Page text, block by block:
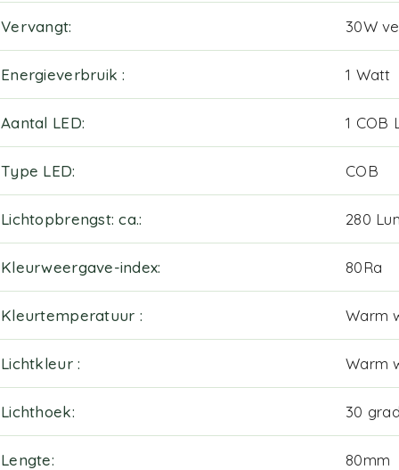
Vervangt 30W
Energieverbruik 1 Watt
Aantal LED 1 COB
Type LED COB
Lichtopbrengst: ca. 280
Kleurweergave-index 80Ra
Kleurtemperatuur Warm
Lichtkleur Warm
Lichthoek 30
Lengte 80mm